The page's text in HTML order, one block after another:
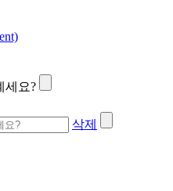
세요?
삭제